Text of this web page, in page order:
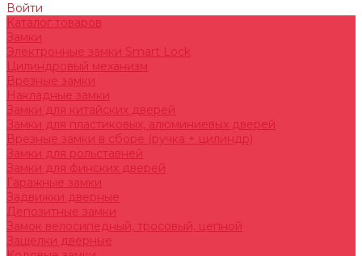
Войти
Каталог товаров
Замки
Электронные замки Smart Lock
Цилиндровый механизм
Врезные замки
Накладные замки
Замки для китайских дверей
Замки для пластиковых, алюминиевых дверей
Врезные замки в сборе (ручка + цилиндр)
Замки для рольставней
Замки для финских дверей
Гаражные замки
Задвижки дверные
Депозитные замки
Замок велосипедный, тросовый, цепной
Защелки дверные